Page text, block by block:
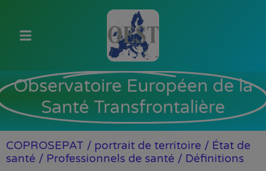
Observatoire Européen de la
Santé Transfrontalière
COPROSEPAT / portrait de territoire / État de
santé / Professionnels de santé / Définitions